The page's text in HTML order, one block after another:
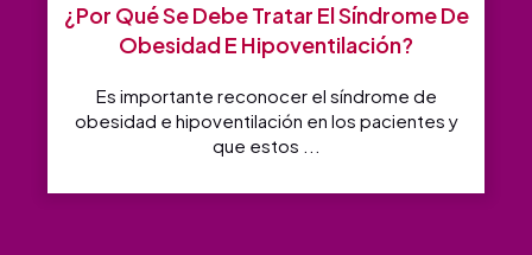
¿Por Qué Se Debe Tratar El Síndrome De
Obesidad E Hipoventilación?
Es importante reconocer el síndrome de
obesidad e hipoventilación en los pacientes y
que estos ...